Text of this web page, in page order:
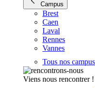
Campus
Brest
Caen
Laval
Rennes
Vannes
Tous nos campus
Viens nous rencontrer !